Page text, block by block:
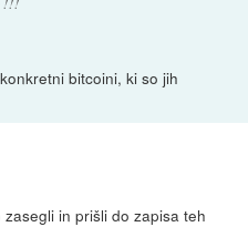
bitcoini, ki so jih
in prišli do zapisa teh